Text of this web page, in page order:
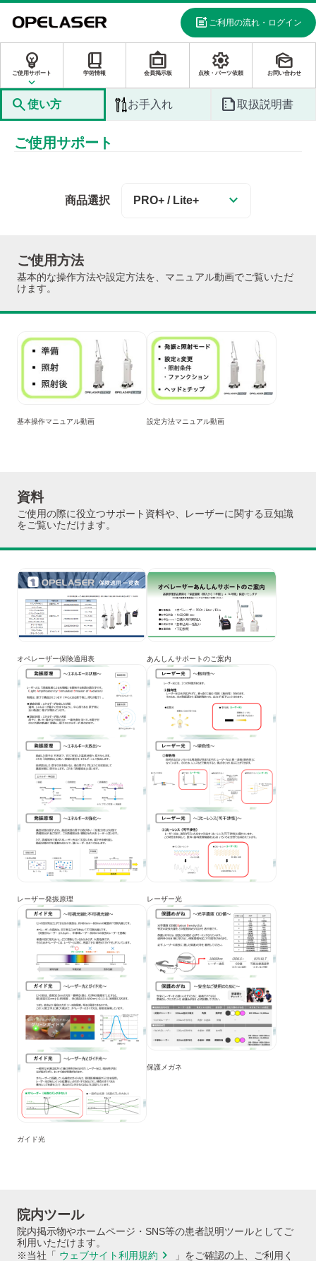
post_add ご利用の流れ・ログイン
emoji_objects
ご使用サポート
keyboard_arrow_down
book_2
学術情報
filter_frames
会員掲示板
settings
点検・パーツ依頼
mark_as_unread
お問い合わせ
search使い方 お手入れ summarize取扱説明書
ご使用サポート
商品選択 keyboard_arrow_down
ご使用方法
基本的な操作方法や設定方法を、マニュアル動画でご覧いただ
けます。
基本操作マニュアル動画 設定方法マニュアル動画
資料
ご使用の際に役立つサポート資料や、レーザーに関する豆知識
をご覧いただけます。
オペレーザー保険適用表 あんしんサポートのご案内
レーザー発振原理 レーザー光
ガイド光
保護メガネ
院内ツール
院内掲示物やホームページ・SNS等の患者説明ツールとしてご
利用いただけます。
※当社「 ウェブサイト利用規約 chevron_right
」をご確認の上、ご利用く